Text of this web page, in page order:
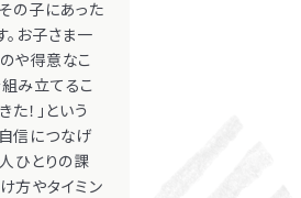
LITALICOキャリア
LITALICO発達特性検査
の子にあった
。お子さま一
や得意なこ
み立てるこ
た！」という
信につなげ
ひとりの課
方やタイミン